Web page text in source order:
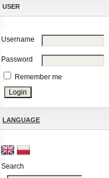
USER
Username
Password
Remember me
LANGUAGE
Search